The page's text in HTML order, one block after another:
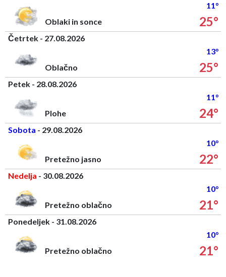
11°
Oblaki in sonce
25°
Četrtek - 27.08.2026
13°
Oblačno
25°
Petek - 28.08.2026
11°
Plohe
24°
Sobota - 29.08.2026
10°
Pretežno jasno
22°
Nedelja - 30.08.2026
10°
Pretežno oblačno
21°
Ponedeljek - 31.08.2026
10°
Pretežno oblačno
21°